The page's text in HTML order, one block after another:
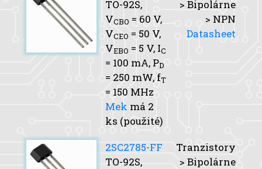
TO-92S,
VCBO = 60 V,
VCEO = 50 V,
VEBO = 5 V, IC
= 100 mA, PD
= 250 mW, fT
= 150 MHz
Mek má 2
ks (použité)
> Bipolárne
> NPN
Datasheet
2SC2785-FF
TO-92S,
Tranzistory
> Bipolárne